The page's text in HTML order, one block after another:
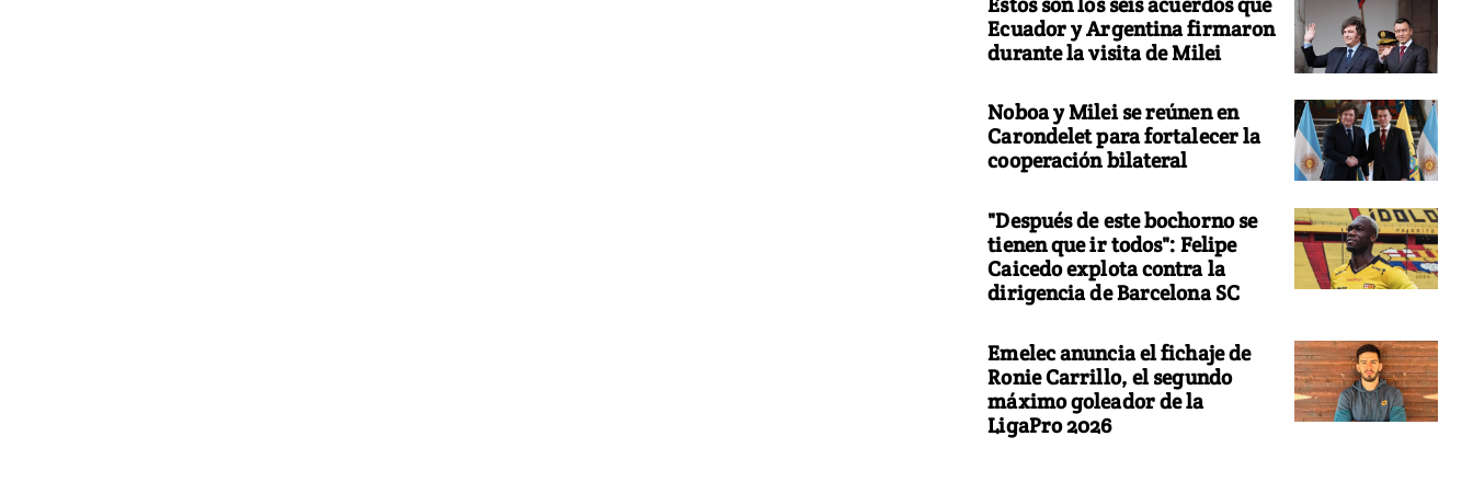
Ecuador y Argentina firmaron
durante la visita de Milei
Noboa y Milei se reúnen en
Carondelet para fortalecer la
cooperación bilateral
"Después de este bochorno se
tienen que ir todos": Felipe
Caicedo explota contra la
dirigencia de Barcelona SC
Emelec anuncia el fichaje de
Ronie Carrillo, el segundo
máximo goleador de la
LigaPro 2026